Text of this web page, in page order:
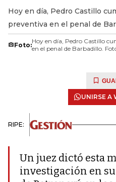
Hoy en día, Pedro Castillo
preventiva en el penal de
Foto:Hoy en día, Pedro Castillo
en el penal de Barbadillo.
UNIRSE A
RIPE:
Un juez dictó esta
investigación en